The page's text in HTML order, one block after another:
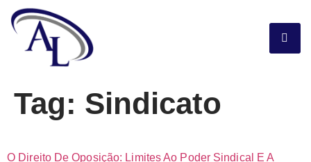
Tag: Sindicato
O Direito De Oposição: Limites Ao Poder Sindical E A